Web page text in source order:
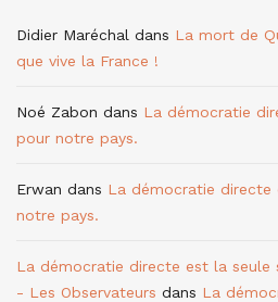
Didier Maréchal dans La mort de
que vive la France !
Noé Zabon dans La démocratie
pour notre pays.
Erwan dans La démocratie
notre pays.
La démocratie directe est la seule
- Les Observateurs dans La